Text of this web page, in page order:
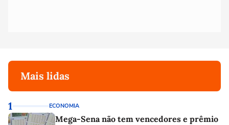
Mais lidas
1 ECONOMIA
Mega-Sena não tem vencedores e prêmio